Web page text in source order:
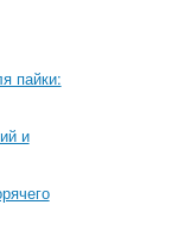
пайки:
и